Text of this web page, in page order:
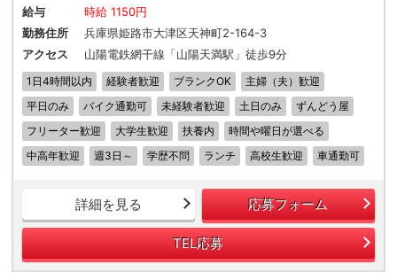
給与
時給 1150円
勤務住所
兵庫県姫路市大津区天神町2-164-3
アクセス
山陽電鉄網干線「山陽天満駅」徒歩9分
1日4時間以内 経験者歓迎 ブランクOK
主婦（夫）歓迎
平日のみ
バイク通勤可 未経験者歓迎 土日のみ
ずんどう屋
フリーター歓迎
大学生歓迎 扶養内
時間や曜日が選べる
中高年歓迎
週3日～ 学歴不問 ランチ 高校生歓迎 車通勤可
詳細を見る 応募フォーム
TEL応募